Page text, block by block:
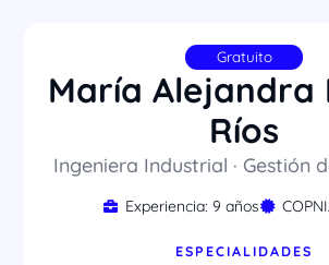
Gratuito
María Alejandra
Ríos
Ingeniera Industrial · Gestión
Experiencia: 9 años
ESPECIALIDADES